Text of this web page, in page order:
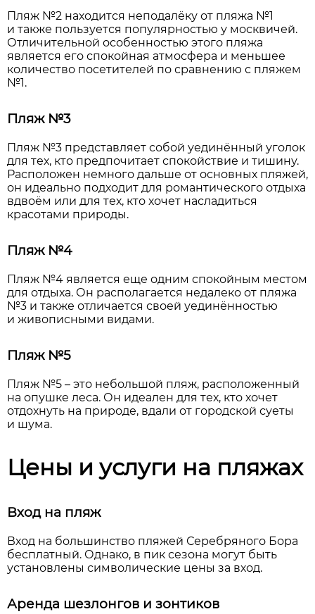
Пляж №2 находится неподалёку от пляжа №1
и также пользуется популярностью у москвичей.
Отличительной особенностью этого пляжа
является его спокойная атмосфера и меньшее
количество посетителей по сравнению с пляжем
№1.
Пляж №3
Пляж №3 представляет собой уединённый уголок
для тех, кто предпочитает спокойствие и тишину.
Расположен немного дальше от основных пляжей,
он идеально подходит для романтического отдыха
вдвоём или для тех, кто хочет насладиться
красотами природы.
Пляж №4
Пляж №4 является еще одним спокойным местом
для отдыха. Он располагается недалеко от пляжа
№3 и также отличается своей уединённостью
и живописными видами.
Пляж №5
Пляж №5 – это небольшой пляж, расположенный
на опушке леса. Он идеален для тех, кто хочет
отдохнуть на природе, вдали от городской суеты
и шума.
Цены и услуги на пляжах
Вход на пляж
Вход на большинство пляжей Серебряного Бора
бесплатный. Однако, в пик сезона могут быть
установлены символические цены за вход.
Аренда шезлонгов и зонтиков